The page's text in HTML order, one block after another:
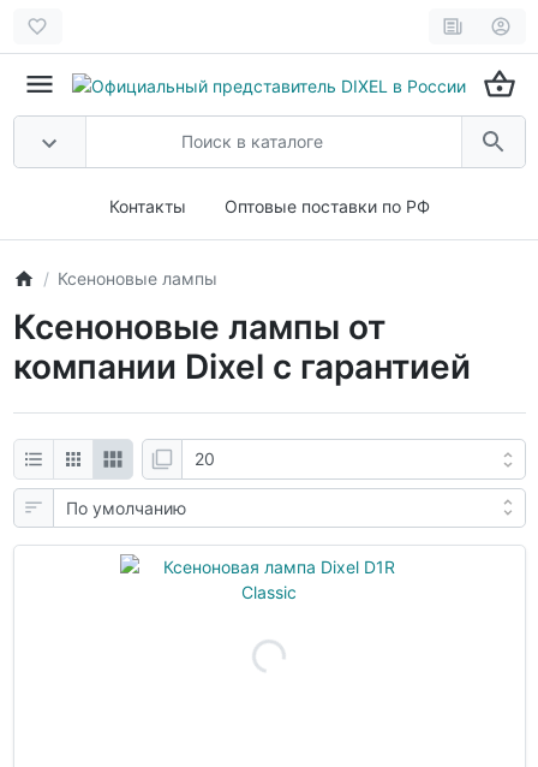
Контакты Оптовые поставки по РФ
Ксеноновые лампы
Ксеноновые лампы от
компании Dixel с гарантией